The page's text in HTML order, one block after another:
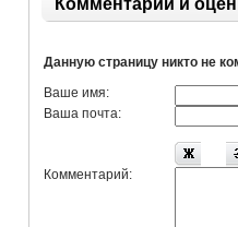
Комментарии и
Данную страницу никто не
Ваше имя:
Ваша почта:
Комментарий: